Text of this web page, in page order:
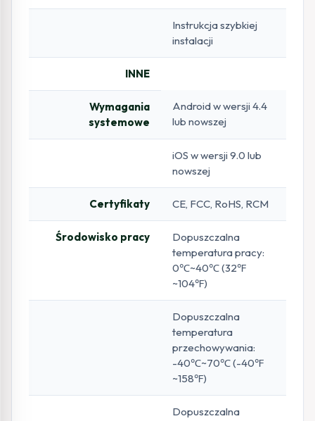
Instrukcja szybkiej
instalacji
INNE
Wymagania
systemowe
Android w wersji 4.4
lub nowszej
iOS w wersji 9.0 lub
nowszej
Certyfikaty CE, FCC, RoHS, RCM
Środowisko pracy
Dopuszczalna
temperatura pracy:
0℃~40℃ (32℉
~104℉)
Dopuszczalna
temperatura
przechowywania:
-40℃~70℃ (-40℉
~158℉)
Dopuszczalna